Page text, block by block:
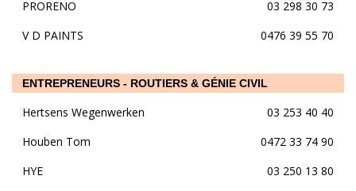
PRORENO
03 298 30 73
V D PAINTS
0476 39 55 70
ENTREPRENEURS - ROUTIERS & GÉNIE CIVIL
Hertsens Wegenwerken
03 253 40 40
Houben Tom
0472 33 74 90
HYE
03 250 13 80